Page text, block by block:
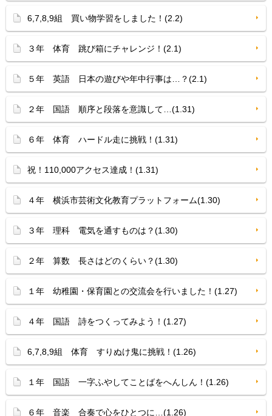
6,7,8,9組 買い物学習をしました！(2.2)
３年 体育 跳び箱にチャレンジ！(2.1)
５年 英語 日本の遊びや年中行事は…？(2.1)
２年 国語 順序と段落を意識して…(1.31)
６年 体育 ハードル走に挑戦！(1.31)
祝！110,000アクセス達成！(1.31)
４年 横浜市芸術文化教育プラットフォーム(1.30)
３年 理科 電気を通すものは？(1.30)
２年 算数 長さはどのくらい？(1.30)
１年 幼稚園・保育園との交流会を行いました！(1.27)
４年 国語 詩をつくってみよう！(1.27)
6,7,8,9組 体育 すりぬけ鬼に挑戦！(1.26)
１年 国語 一字ふやしてことばをへんしん！(1.26)
６年 音楽 合奏で心をひとつに…(1.26)